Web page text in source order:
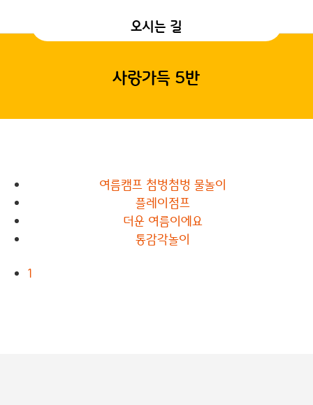
오시는 길
사랑가득 5반
여름캠프 첨벙첨벙 물놀이
플레이점프
더운 여름이에요
통감각놀이
1